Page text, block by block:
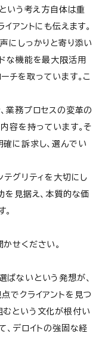
う考え方自体は重
アントにも伝えます。
にしっかりと寄り添い
な機能を最大限活用
チを取っています。こ
業務プロセスの変革の
容を持っています。そ
に訴求し、選んでい
テグリティを大切にし
を見据え、本質的な価
せください。
ないという発想が、
でクライアントを見つ
むという文化が根付い
、デロイトの強固な経